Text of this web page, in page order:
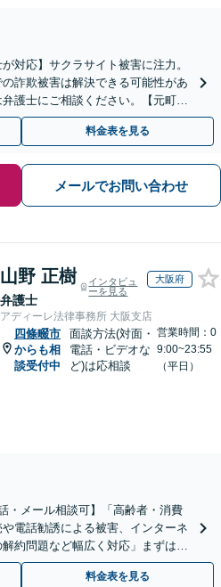
対応】サクラサイト被害に注力。
詐欺被害は解決できる可能性があ
護士にご相談ください。【元町駅
料金表を見る
メールでお問い合わせ
山野 正樹
弁護士
インタビュ
ーを見る
大阪府
アディーレ法律事務所 大阪支店
四條畷市
からも相
談受付中
面談方法(対面・
電話・ビデオな
ど)は応相談
営業時間：0
9:00~23:55
（平日）
・メール相談可】「高齢者・消費
電話勧誘による被害、インターネ
約問題など幅広く対応」まずは一
談可】
料金表を見る